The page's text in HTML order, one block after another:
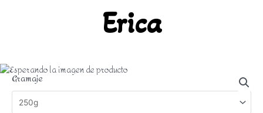
Erica
Gramaje